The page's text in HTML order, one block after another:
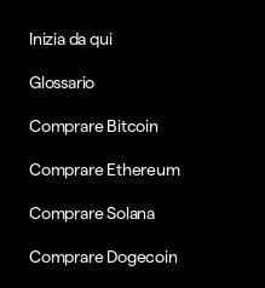
Inizia da qui
Glossario
Comprare Bitcoin
Comprare Ethereum
Comprare Solana
Comprare Dogecoin